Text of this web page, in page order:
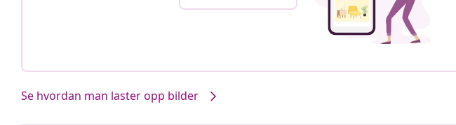
Se hvordan man laster opp bilder